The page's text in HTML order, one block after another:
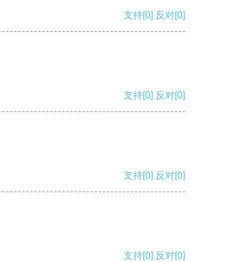
支持[0] 反对[0]
支持[0] 反对[0]
支持[0] 反对[0]
支持[0] 反对[0]